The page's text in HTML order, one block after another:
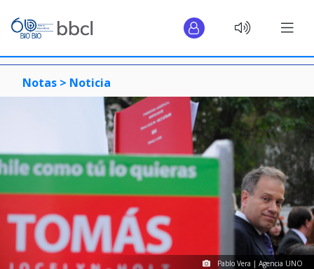
Notas > Noticia
Pablo Vera | Agencia UNO